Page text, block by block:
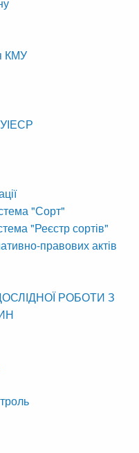
КМУ
УІЕСР
"Сорт"
"Реєстр сортів"
правових актів
РОБОТИ З